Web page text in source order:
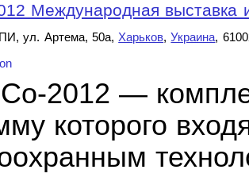
Международная выставка
ул. Артема, 50а, Харьков,Украина,
2012 —
которого